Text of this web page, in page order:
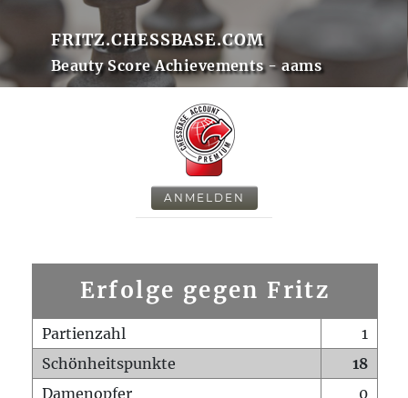
FRITZ.CHESSBASE.COM
Beauty Score Achievements - aams
ANMELDEN
Erfolge gegen Fritz
Partienzahl
1
Schönheitspunkte
18
Damenopfer
0